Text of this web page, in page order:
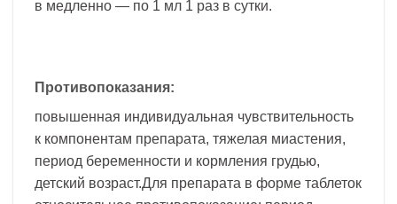
в медленно — по 1 мл 1 раз в сутки.
Противопоказания:
повышенная индивидуальная чувствительность
к компонентам препарата, тяжелая миастения,
период беременности и кормления грудью,
детский возраст.Для препарата в форме таблеток